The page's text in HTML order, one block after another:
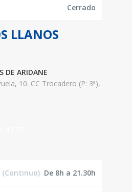
Cerrado
LLANOS
DE ARIDANE
10. CC Trocadero (P: 3ª),
(Continuo) De 8h a 21.30h